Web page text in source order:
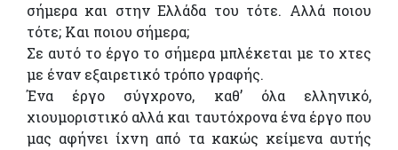
σήμερα και στην Ελλάδα του τότε. Αλλά ποιου
τότε; Και ποιου σήμερα;
Σε αυτό το έργο το σήμερα μπλέκεται με το χτες
με έναν εξαιρετικό τρόπο γραφής.
Ένα έργο σύγχρονο, καθ’ όλα ελληνικό,
χιουμοριστικό αλλά και ταυτόχρονα ένα έργο που
μας αφήνει ίχνη από τα κακώς κείμενα αυτής